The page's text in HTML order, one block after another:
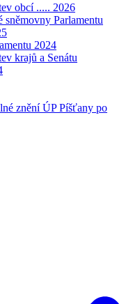
obcí ..... 2026
sněmovny Parlamentu
2024
krajů a Senátu
znění ÚP Píšťany po